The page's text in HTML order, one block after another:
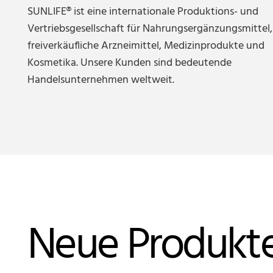
SUNLIFE® ist eine internationale Produktions- und
Vertriebsgesellschaft für Nahrungsergänzungsmittel,
freiverkäufliche Arzneimittel, Medizinprodukte und
Kosmetika. Unsere Kunden sind bedeutende
Handelsunternehmen weltweit.
Neue